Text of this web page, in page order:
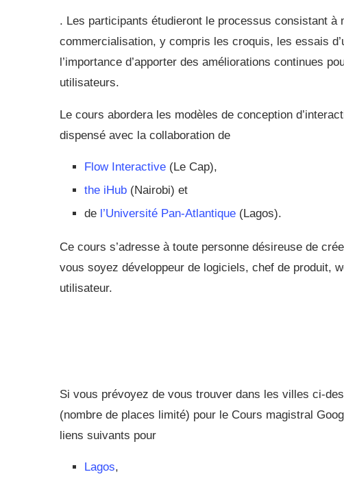
. Les participants étudieront le processus consistant à
commercialisation, y compris les croquis, les essais
l’importance d’apporter des améliorations continues
utilisateurs.
Le cours abordera les modèles de conception
dispensé avec la collaboration de
Flow Interactive (Le Cap),
the iHub (Nairobi) et
de l’Université Pan-Atlantique (Lagos).
Ce cours s’adresse à toute personne désireuse de
vous soyez développeur de logiciels, chef de produit,
utilisateur.
Si vous prévoyez de vous trouver dans les villes ci-
(nombre de places limité) pour le Cours magistral
liens suivants pour
Lagos,